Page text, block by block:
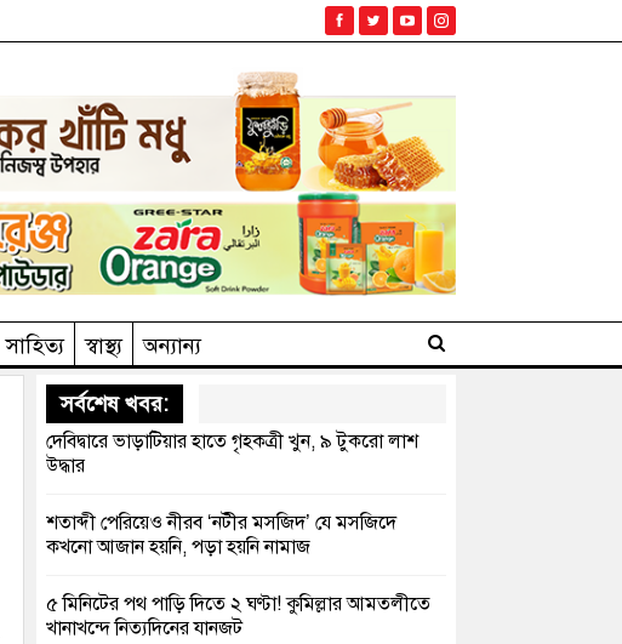
সাহিত‌্য স্বাস্থ্য
অন্যান্য
সর্বশেষ খবর:
দেবিদ্বারে ভাড়াটিয়ার হাতে গৃহকত্রী খুন, ৯ টুকরো লাশ
উদ্ধার
শতাব্দী পেরিয়েও নীরব ‘নটীর মসজিদ’ যে মসজিদে
কখনো আজান হয়নি, পড়া হয়নি নামাজ
৫ মিনিটের পথ পাড়ি দিতে ২ ঘণ্টা! কুমিল্লার আমতলীতে
খানাখন্দে নিত্যদিনের যানজট